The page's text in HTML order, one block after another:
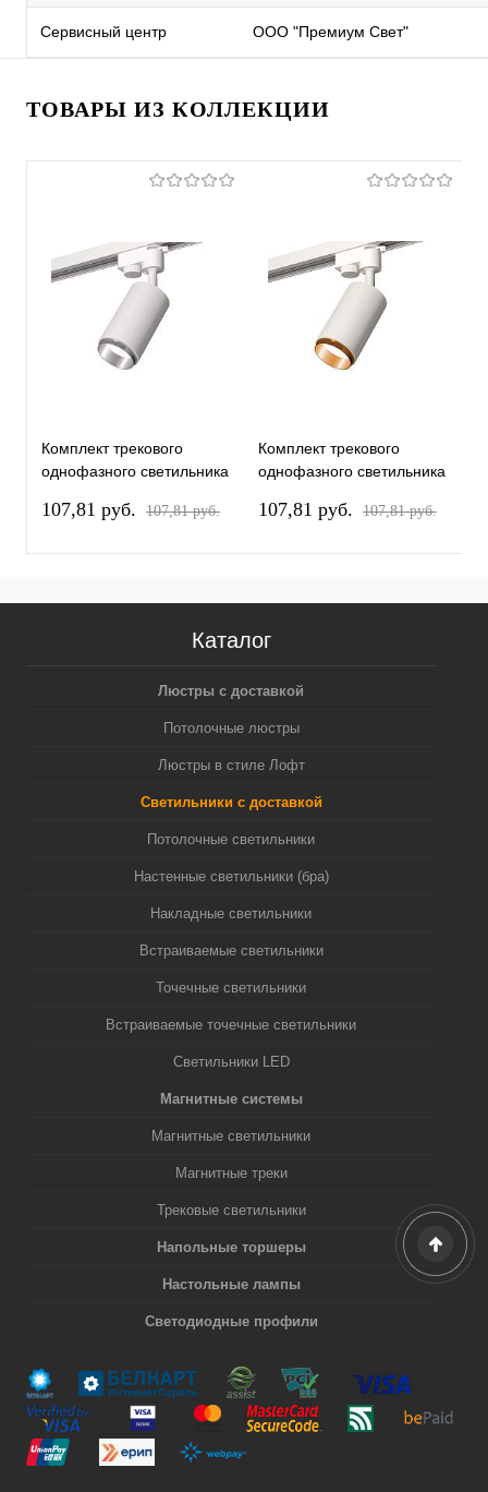
Сервисный центр ООО "Премиум Свет"
ТОВАРЫ ИЗ КОЛЛЕКЦИИ
Комплект трекового
однофазного светильника
белый песок/серебро
107,81 pуб. 107,81 pуб.
Комплект трекового
однофазного светильника
белый песок/золото
107,81 pуб. 107,81 pуб.
Каталог
Люстры с доставкой
Потолочные люстры
Люстры в стиле Лофт
Светильники с доставкой
Потолочные светильники
Настенные светильники (бра)
Накладные светильники
Встраиваемые светильники
Точечные светильники
Встраиваемые точечные светильники
Светильники LED
Магнитные системы
Магнитные светильники
Магнитные треки
Трековые светильники
Напольные торшеры
Настольные лампы
Светодиодные профили